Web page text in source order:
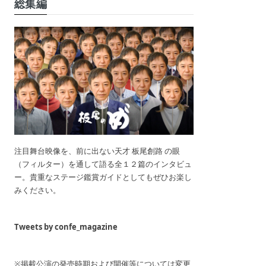
総集編
注目舞台映像を、前に出ない天才 板尾創路 の眼
（フィルター）を通して語る全１２篇のインタビュ
ー。貴重なステージ鑑賞ガイドとしてもぜひお楽し
みください。
Tweets by confe_magazine
※掲載公演の発売時期および開催等については変更